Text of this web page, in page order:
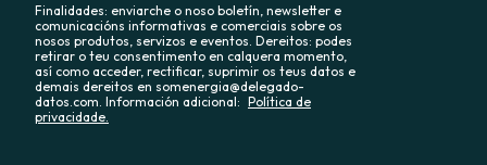
Finalidades: enviarche o noso boletín, newsletter e
comunicacións informativas e comerciais sobre os
nosos produtos, servizos e eventos. Dereitos: podes
retirar o teu consentimento en calquera momento,
así como acceder, rectificar, suprimir os teus datos e
demais dereitos en somenergia@delegado-
datos.com. Información adicional: Política de
privacidade.